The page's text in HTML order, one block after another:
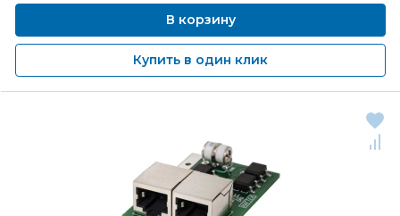
В корзину
Купить в один клик